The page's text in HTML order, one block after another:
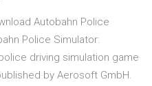
Autobahn Police
Police Simulator:
driving simulation game
by Aerosoft GmbH.